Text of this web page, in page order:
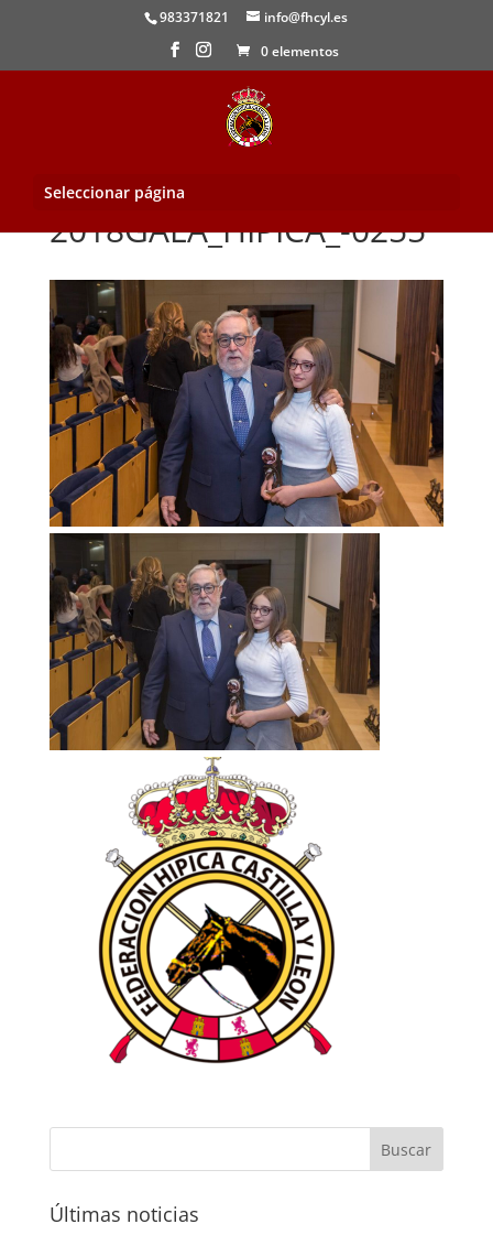
983371821
info@fhcyl.es
0 elementos
Seleccionar página
2018GALA_HIPICA_-0255
Últimas noticias